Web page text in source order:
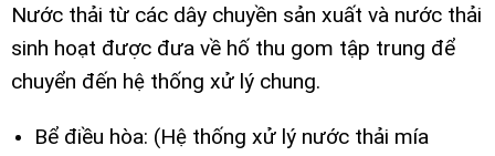
Nước thải từ các dây chuyền sản xuất và nước thải
sinh hoạt được đưa về hố thu gom tập trung để
chuyển đến hệ thống xử lý chung.
Bể điều hòa: (Hệ thống xử lý nước thải mía